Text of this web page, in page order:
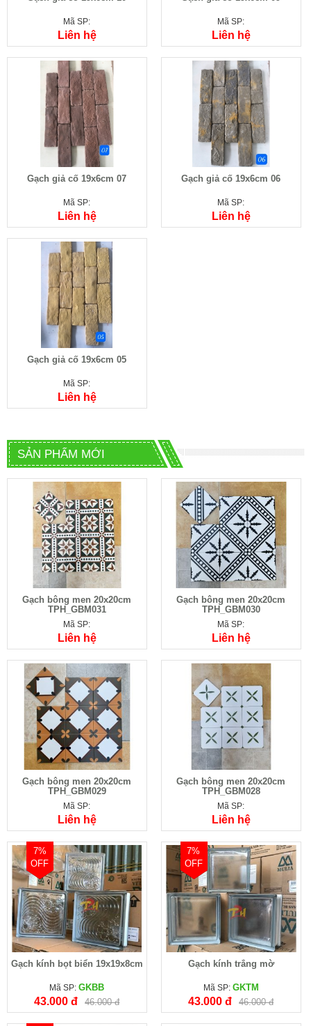
Mã SP:
Liên hệ
Mã SP:
Liên hệ
Gạch giả cố 19x6cm 07
Mã SP:
Liên hệ
Gạch giả cố 19x6cm 06
Mã SP:
Liên hệ
Gạch giả cố 19x6cm 05
Mã SP:
Liên hệ
SẢN PHẨM MỚI
Gạch bông men 20x20cm
TPH_GBM031
Mã SP:
Liên hệ
Gạch bông men 20x20cm
TPH_GBM030
Mã SP:
Liên hệ
Gạch bông men 20x20cm
TPH_GBM029
Mã SP:
Liên hệ
Gạch bông men 20x20cm
TPH_GBM028
Mã SP:
Liên hệ
7%
OFF
Gạch kính bọt biển 19x19x8cm
Mã SP:GKBB
43.000 đ 46.000 đ
7%
OFF
Gạch kính trắng mờ
Mã SP: GKTM
43.000 đ 46.000 đ